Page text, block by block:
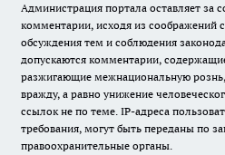
Администрация портала оставляет за
комментарии, исходя из соображений
обсуждения тем и соблюдения
допускаются комментарии,
разжигающие межнациональную
вражду, а равно унижение
ссылок не по теме. IP-адреса
требования, могут быть переданы по
правоохранительные органы.